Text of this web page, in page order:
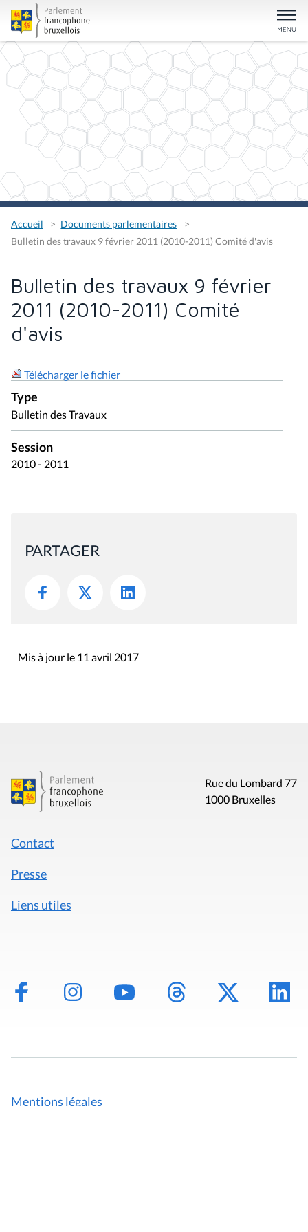
Accueil
Documents parlementaires
Bulletin des travaux 9 février 2011 (2010-2011) Comité d'avis
Bulletin des travaux 9 février
2011 (2010-2011) Comité
d'avis
Télécharger le fichier
Type
Bulletin des Travaux
Session
2010 - 2011
PARTAGER
Mis à jour le 11 avril 2017
Rue du Lombard 77
1000 Bruxelles
Contact
Presse
Liens utiles
Mentions légales